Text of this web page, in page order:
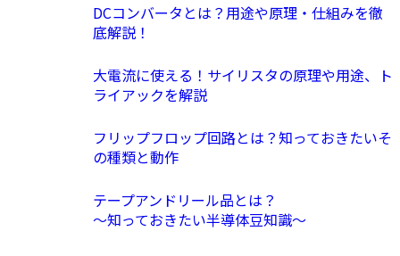
DCコンバータとは？用途や原理・仕組みを徹
底解説！
大電流に使える！サイリスタの原理や用途、ト
ライアックを解説
フリップフロップ回路とは？知っておきたいそ
の種類と動作
テープアンドリール品とは？
〜知っておきたい半導体豆知識〜